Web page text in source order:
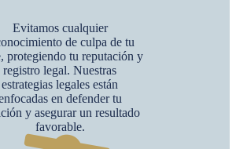
Evitamos cualquier
de culpa de tu
protegiendo tu reputación y
registro legal. Nuestras
estrategias legales están
en defender tu
y asegurar un resultado
favorable.